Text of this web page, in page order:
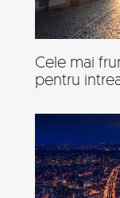
Cele mai
pentru